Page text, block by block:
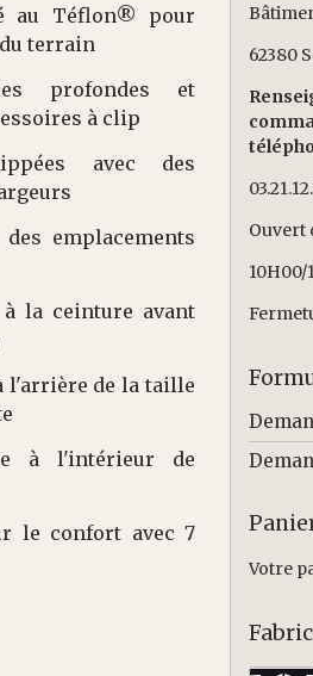
au Téflon® pour
terrain
profondes et
à clip
avec des
emplacements
la ceinture avant
l'arrière de la taille
à l'intérieur de
le confort avec 7
62380
Ouvert
10H00/
Votre